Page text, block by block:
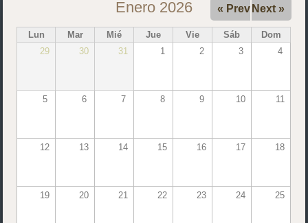
Enero 2026 « Prev Next »
Lun Mar Mié Jue Vie Sáb
Dom
29
30 31 1 2 3 4
5 6 7 8 9 10 11
12 13 14 15 16 17 18
19 20 21 22 23 24 25